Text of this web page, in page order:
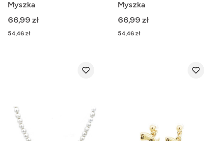
Myszka
Cena
66,99 zł
Cena
54,46 zł
Myszka
Cena
66,99 zł
Cena
54,46 zł